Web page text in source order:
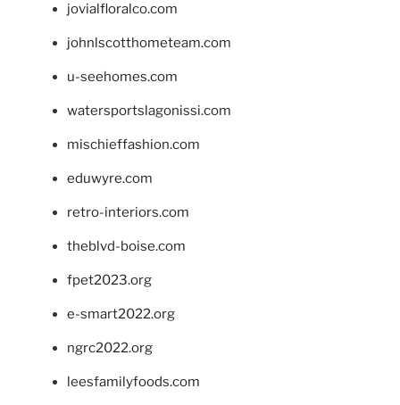
jovialfloralco.com
johnlscotthometeam.com
u-seehomes.com
watersportslagonissi.com
mischieffashion.com
eduwyre.com
retro-interiors.com
theblvd-boise.com
fpet2023.org
e-smart2022.org
ngrc2022.org
leesfamilyfoods.com